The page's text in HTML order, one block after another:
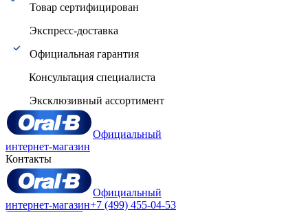
Товар сертифицирован
Экспресс-доставка
Официальная гарантия
Консультация специалиста
Эксклюзивный ассортимент
Официальный
интернет-магазин
Контакты
Официальный
интернет-магазин+7 (499) 455-04-53